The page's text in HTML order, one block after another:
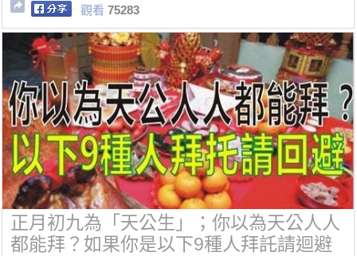
觀看 75283
正月初九為「天公生」；你以為天公人人
都能拜？如果你是以下9種人拜託請迴避